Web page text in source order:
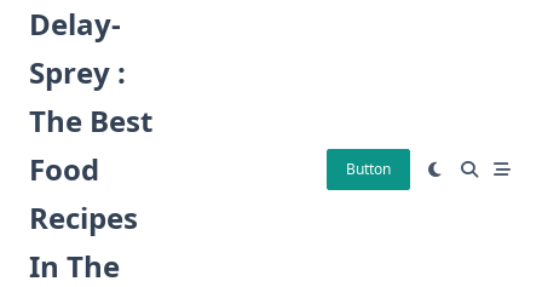
Skip
content
Delay-
Sprey :
The Best
Food
Recipes
In The
Button